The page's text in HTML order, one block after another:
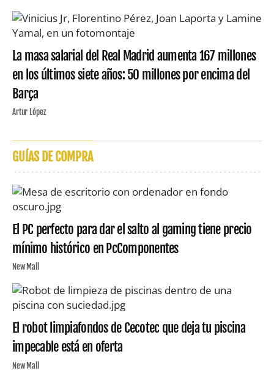
La masa salarial del Real Madrid aumenta 167 millones
en los últimos siete años: 50 millones por encima del
Barça
Artur López
GUÍAS DE COMPRA
El PC perfecto para dar el salto al gaming tiene precio
mínimo histórico en PcComponentes
New Mall
El robot limpiafondos de Cecotec que deja tu piscina
impecable está en oferta
New Mall